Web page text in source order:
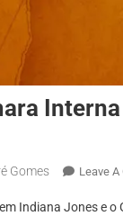
Gomes Leave
Indiana Jones e